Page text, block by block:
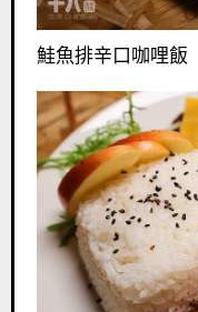
鮭魚排辛口咖哩飯